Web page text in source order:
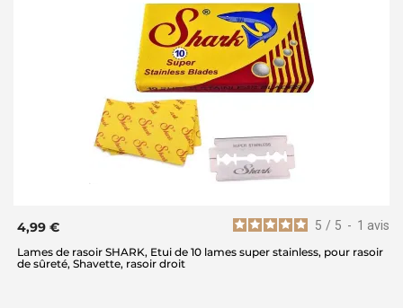
5 / 5 - 1 avis
4,99 €
Lames de rasoir SHARK, Etui de 10 lames super stainless, pour rasoir
de sûreté, Shavette, rasoir droit